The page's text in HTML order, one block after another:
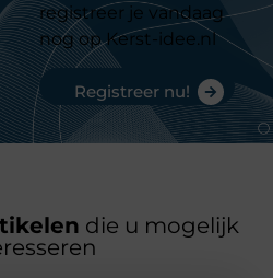
registreer je vandaag
nog op Kerst-idee.nl
Registreer nu!
die u mogelijk